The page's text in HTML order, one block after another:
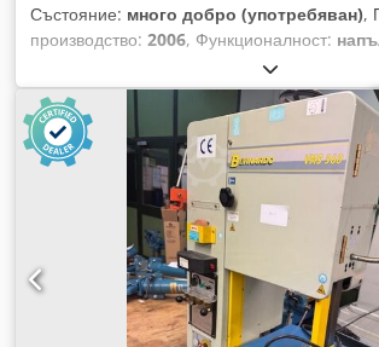
Състояние: много добро (употребяван),
производство: 2006, Функционалност:
, Ищец VBS 405 S –
трион / Метален лентов трион
VBS 405 S Състояние: употребяван, много
производство: 2006 Ширина на рязане: 400
масата надясно/наляво: 45°/15° Размер на
607 мм Ширина на лентата на триона: 3-
лентата на триона: 3300-3400 мм Скорост
300 м/мин. Дължина: 1120 мм Ширина: 740
1930 мм Тегло: 510 кг – Идеален апарат за
ленти за триони – Оригинална
машината Dedpfezmh Ugex Akkjck